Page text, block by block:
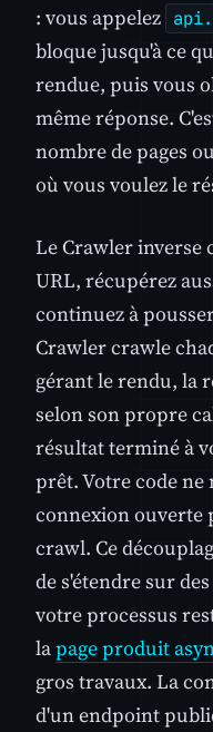
: vous appelez
bloque jusqu'à ce
rendue, puis vous
même réponse.
nombre de pages
où vous voulez le
Le Crawler inverse
URL, récupérez
continuez à
Crawler crawle
gérant le rendu, la
selon son propre
résultat terminé à
prêt. Votre code
connexion ouverte
crawl. Ce
de s'étendre sur
votre processus
lapage produit
gros travaux. La
d'un endpoint